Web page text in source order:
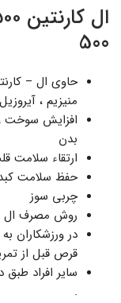
500
حاوی ال –
منیزیم ،
افزایش سوخت
بدن
ارتقاء سلامت
حفظ سلامت
چربی سوز
روش مصرف ال
قرص قبل از
سایر افراد
.